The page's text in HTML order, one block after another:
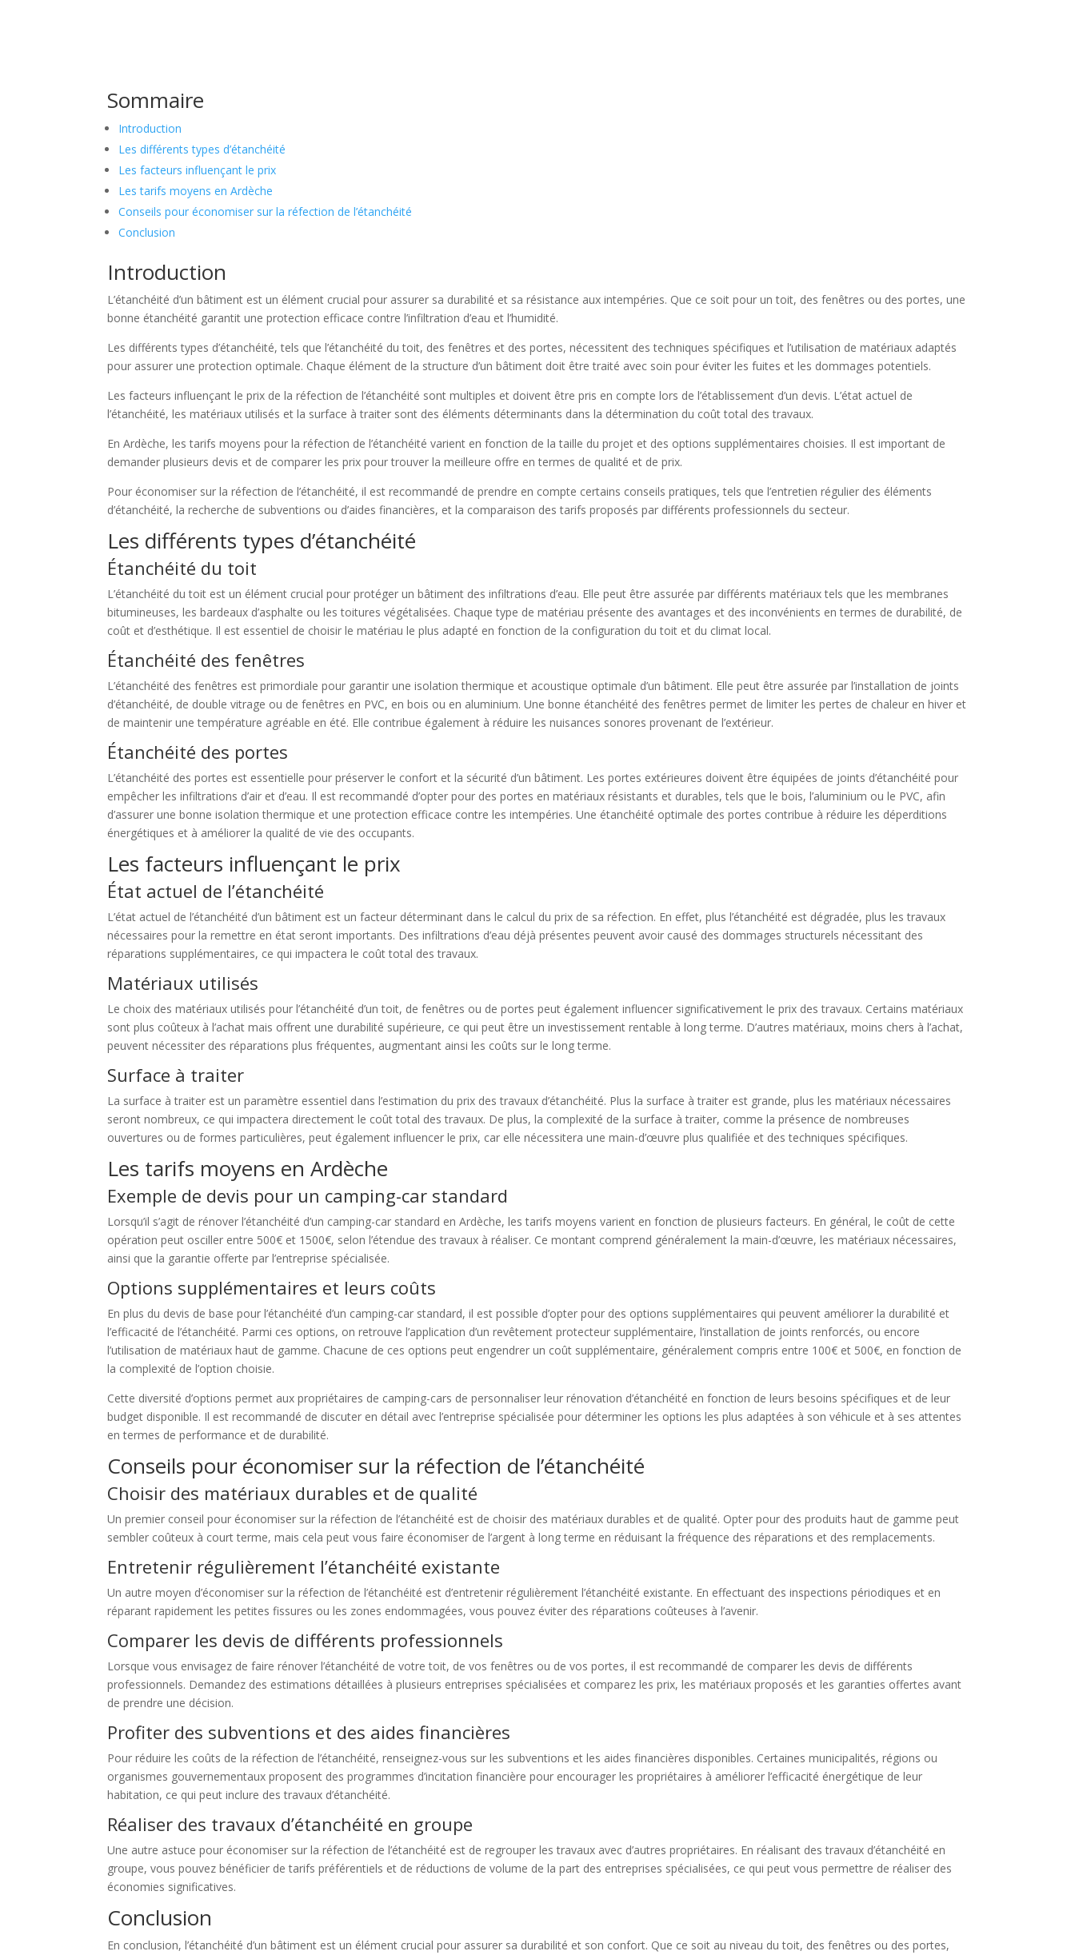
Sommaire
Introduction
Les différents types d’étanchéité
Les facteurs influençant le prix
Les tarifs moyens en Ardèche
Conseils pour économiser sur la réfection de l’étanchéité
Conclusion
Introduction
L’étanchéité d’un bâtiment est un élément crucial pour assurer sa durabilité et sa résistance aux intempéries. Que ce soit pour un toit, des fenêtres ou des portes, une
bonne étanchéité garantit une protection efficace contre l’infiltration d’eau et l’humidité.
Les différents types d’étanchéité, tels que l’étanchéité du toit, des fenêtres et des portes, nécessitent des techniques spécifiques et l’utilisation de matériaux adaptés
pour assurer une protection optimale. Chaque élément de la structure d’un bâtiment doit être traité avec soin pour éviter les fuites et les dommages potentiels.
Les facteurs influençant le prix de la réfection de l’étanchéité sont multiples et doivent être pris en compte lors de l’établissement d’un devis. L’état actuel de
l’étanchéité, les matériaux utilisés et la surface à traiter sont des éléments déterminants dans la détermination du coût total des travaux.
En Ardèche, les tarifs moyens pour la réfection de l’étanchéité varient en fonction de la taille du projet et des options supplémentaires choisies. Il est important de
demander plusieurs devis et de comparer les prix pour trouver la meilleure offre en termes de qualité et de prix.
Pour économiser sur la réfection de l’étanchéité, il est recommandé de prendre en compte certains conseils pratiques, tels que l’entretien régulier des éléments
d’étanchéité, la recherche de subventions ou d’aides financières, et la comparaison des tarifs proposés par différents professionnels du secteur.
Les différents types d’étanchéité
Étanchéité du toit
L’étanchéité du toit est un élément crucial pour protéger un bâtiment des infiltrations d’eau. Elle peut être assurée par différents matériaux tels que les membranes
bitumineuses, les bardeaux d’asphalte ou les toitures végétalisées. Chaque type de matériau présente des avantages et des inconvénients en termes de durabilité, de
coût et d’esthétique. Il est essentiel de choisir le matériau le plus adapté en fonction de la configuration du toit et du climat local.
Étanchéité des fenêtres
L’étanchéité des fenêtres est primordiale pour garantir une isolation thermique et acoustique optimale d’un bâtiment. Elle peut être assurée par l’installation de joints
d’étanchéité, de double vitrage ou de fenêtres en PVC, en bois ou en aluminium. Une bonne étanchéité des fenêtres permet de limiter les pertes de chaleur en hiver et
de maintenir une température agréable en été. Elle contribue également à réduire les nuisances sonores provenant de l’extérieur.
Étanchéité des portes
L’étanchéité des portes est essentielle pour préserver le confort et la sécurité d’un bâtiment. Les portes extérieures doivent être équipées de joints d’étanchéité pour
empêcher les infiltrations d’air et d’eau. Il est recommandé d’opter pour des portes en matériaux résistants et durables, tels que le bois, l’aluminium ou le PVC, afin
d’assurer une bonne isolation thermique et une protection efficace contre les intempéries. Une étanchéité optimale des portes contribue à réduire les déperditions
énergétiques et à améliorer la qualité de vie des occupants.
Les facteurs influençant le prix
État actuel de l’étanchéité
L’état actuel de l’étanchéité d’un bâtiment est un facteur déterminant dans le calcul du prix de sa réfection. En effet, plus l’étanchéité est dégradée, plus les travaux
nécessaires pour la remettre en état seront importants. Des infiltrations d’eau déjà présentes peuvent avoir causé des dommages structurels nécessitant des
réparations supplémentaires, ce qui impactera le coût total des travaux.
Matériaux utilisés
Le choix des matériaux utilisés pour l’étanchéité d’un toit, de fenêtres ou de portes peut également influencer significativement le prix des travaux. Certains matériaux
sont plus coûteux à l’achat mais offrent une durabilité supérieure, ce qui peut être un investissement rentable à long terme. D’autres matériaux, moins chers à l’achat,
peuvent nécessiter des réparations plus fréquentes, augmentant ainsi les coûts sur le long terme.
Surface à traiter
La surface à traiter est un paramètre essentiel dans l’estimation du prix des travaux d’étanchéité. Plus la surface à traiter est grande, plus les matériaux nécessaires
seront nombreux, ce qui impactera directement le coût total des travaux. De plus, la complexité de la surface à traiter, comme la présence de nombreuses
ouvertures ou de formes particulières, peut également influencer le prix, car elle nécessitera une main-d’œuvre plus qualifiée et des techniques spécifiques.
Les tarifs moyens en Ardèche
Exemple de devis pour un camping-car standard
Lorsqu’il s’agit de rénover l’étanchéité d’un camping-car standard en Ardèche, les tarifs moyens varient en fonction de plusieurs facteurs. En général, le coût de cette
opération peut osciller entre 500€ et 1500€, selon l’étendue des travaux à réaliser. Ce montant comprend généralement la main-d’œuvre, les matériaux nécessaires,
ainsi que la garantie offerte par l’entreprise spécialisée.
Options supplémentaires et leurs coûts
En plus du devis de base pour l’étanchéité d’un camping-car standard, il est possible d’opter pour des options supplémentaires qui peuvent améliorer la durabilité et
l’efficacité de l’étanchéité. Parmi ces options, on retrouve l’application d’un revêtement protecteur supplémentaire, l’installation de joints renforcés, ou encore
l’utilisation de matériaux haut de gamme. Chacune de ces options peut engendrer un coût supplémentaire, généralement compris entre 100€ et 500€, en fonction de
la complexité de l’option choisie.
Cette diversité d’options permet aux propriétaires de camping-cars de personnaliser leur rénovation d’étanchéité en fonction de leurs besoins spécifiques et de leur
budget disponible. Il est recommandé de discuter en détail avec l’entreprise spécialisée pour déterminer les options les plus adaptées à son véhicule et à ses attentes
en termes de performance et de durabilité.
Conseils pour économiser sur la réfection de l’étanchéité
Choisir des matériaux durables et de qualité
Un premier conseil pour économiser sur la réfection de l’étanchéité est de choisir des matériaux durables et de qualité. Opter pour des produits haut de gamme peut
sembler coûteux à court terme, mais cela peut vous faire économiser de l’argent à long terme en réduisant la fréquence des réparations et des remplacements.
Entretenir régulièrement l’étanchéité existante
Un autre moyen d’économiser sur la réfection de l’étanchéité est d’entretenir régulièrement l’étanchéité existante. En effectuant des inspections périodiques et en
réparant rapidement les petites fissures ou les zones endommagées, vous pouvez éviter des réparations coûteuses à l’avenir.
Comparer les devis de différents professionnels
Lorsque vous envisagez de faire rénover l’étanchéité de votre toit, de vos fenêtres ou de vos portes, il est recommandé de comparer les devis de différents
professionnels. Demandez des estimations détaillées à plusieurs entreprises spécialisées et comparez les prix, les matériaux proposés et les garanties offertes avant
de prendre une décision.
Profiter des subventions et des aides financières
Pour réduire les coûts de la réfection de l’étanchéité, renseignez-vous sur les subventions et les aides financières disponibles. Certaines municipalités, régions ou
organismes gouvernementaux proposent des programmes d’incitation financière pour encourager les propriétaires à améliorer l’efficacité énergétique de leur
habitation, ce qui peut inclure des travaux d’étanchéité.
Réaliser des travaux d’étanchéité en groupe
Une autre astuce pour économiser sur la réfection de l’étanchéité est de regrouper les travaux avec d’autres propriétaires. En réalisant des travaux d’étanchéité en
groupe, vous pouvez bénéficier de tarifs préférentiels et de réductions de volume de la part des entreprises spécialisées, ce qui peut vous permettre de réaliser des
économies significatives.
Conclusion
En conclusion, l’étanchéité d’un bâtiment est un élément crucial pour assurer sa durabilité et son confort. Que ce soit au niveau du toit, des fenêtres ou des portes,